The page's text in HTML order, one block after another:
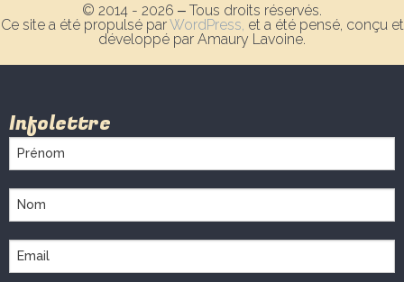
© 2014 - 2026 ‒ Tous droits réservés.
Ce site a été propulsé parWordPress, et a été pensé, conçu et
développé par Amaury Lavoine.
Infolettre